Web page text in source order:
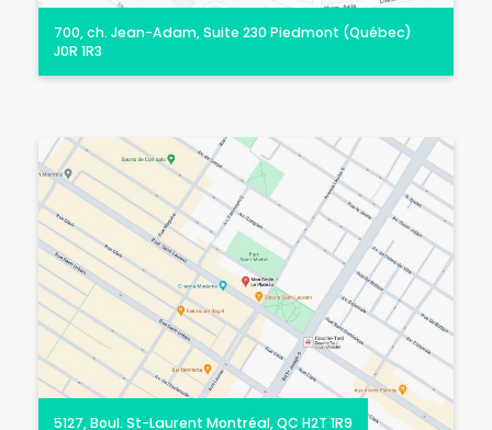
700, ch. Jean-Adam, Suite 230 Piedmont (Québec)
J0R 1R3
5127, Boul. St-Laurent Montréal, QC H2T 1R9